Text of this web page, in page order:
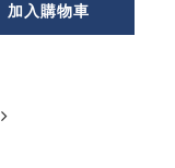
加入購物車